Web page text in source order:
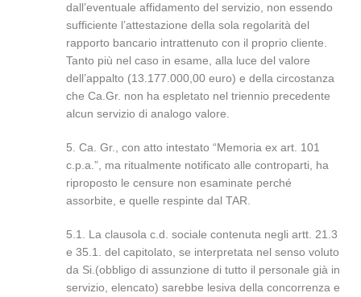
dall’eventuale affidamento del servizio, non essendo
sufficiente l’attestazione della sola regolarità del
rapporto bancario intrattenuto con il proprio cliente.
Tanto più nel caso in esame, alla luce del valore
dell’appalto (13.177.000,00 euro) e della circostanza
che Ca.Gr. non ha espletato nel triennio precedente
alcun servizio di analogo valore.
5. Ca. Gr., con atto intestato “Memoria ex art. 101
c.p.a.”, ma ritualmente notificato alle controparti, ha
riproposto le censure non esaminate perché
assorbite, e quelle respinte dal TAR.
5.1. La clausola c.d. sociale contenuta negli artt. 21.3
e 35.1. del capitolato, se interpretata nel senso voluto
da Si.(obbligo di assunzione di tutto il personale già in
servizio, elencato) sarebbe lesiva della concorrenza e